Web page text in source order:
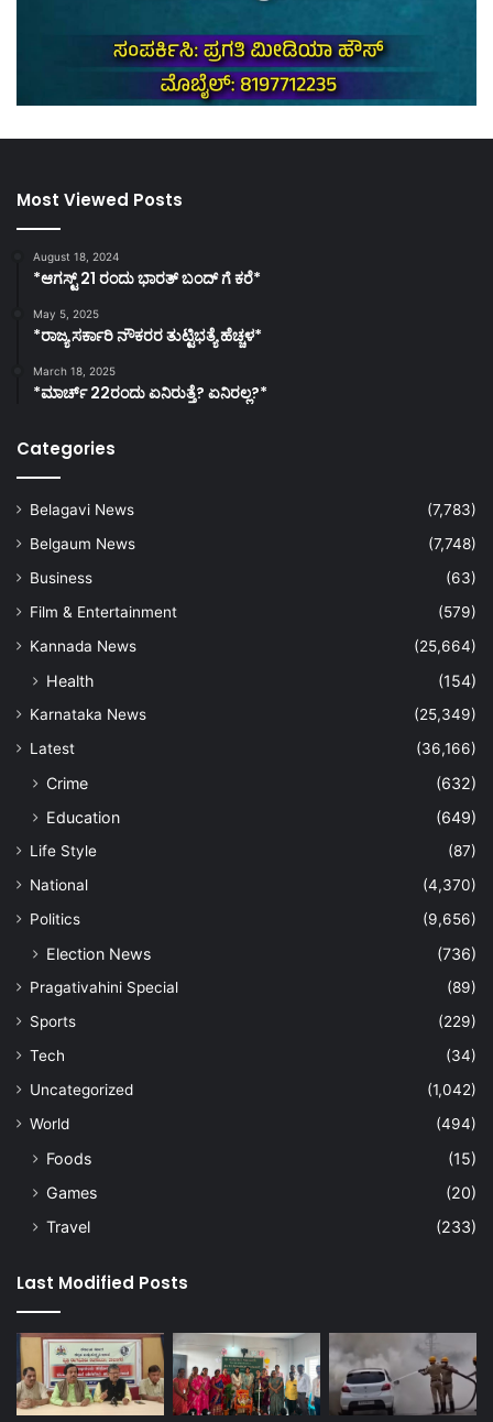
Most Viewed Posts
August 18, 2024
*ಆಗಸ್ಟ್ 21 ರಂದು ಭಾರತ್‌ ಬಂದ್‌ ಗೆ ಕರೆ*
May 5, 2025
*ರಾಜ್ಯ ಸರ್ಕಾರಿ ನೌಕರರ ತುಟ್ಟಿಭತ್ಯೆ ಹೆಚ್ಚಳ*
March 18, 2025
*ಮಾರ್ಚ್ 22ರಂದು ಏನಿರುತ್ತೆ? ಏನಿರಲ್ಲ?*
Categories
Belagavi News
(7,783)
Belgaum News
(7,748)
Business
(63)
Film & Entertainment
(579)
Kannada News
(25,664)
Health (154)
Karnataka News
(25,349)
Latest
(36,166)
Crime
(632)
Education
(649)
Life Style
(87)
National
(4,370)
Politics
(9,656)
Election News (736)
Pragativahini Special
(89)
Sports
(229)
Tech
(34)
Uncategorized
(1,042)
World
(494)
Foods
(15)
Games
(20)
Travel
(233)
Last Modified Posts